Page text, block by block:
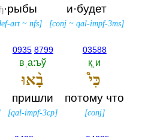
и·будет
[conj ~qal-impf-3ms]
·рыбы
art ~nfs]
03588
қˌи
כִּי֩
потому что
[conj]
0935 8799
вˌа:ъў
בָ֨אוּ
пришли
[qal-impf-3cp]